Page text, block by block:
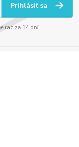
Prihlásiť sa
raz za 14 dní.